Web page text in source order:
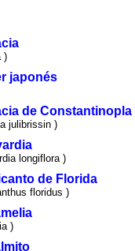
)
japonés
de Constantinopla
julibrissin )
longiflora )
de Florida
floridus )
)